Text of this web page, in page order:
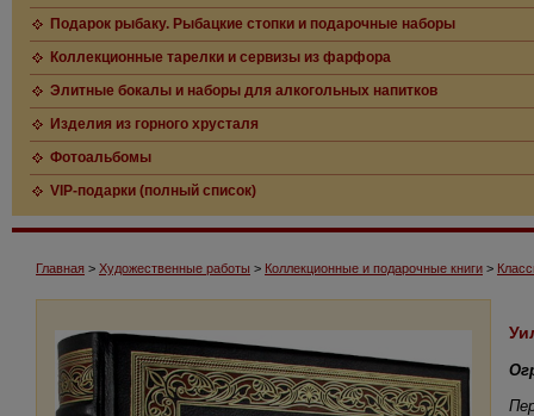
Подарок рыбаку. Рыбацкие стопки и подарочные наборы
Коллекционные тарелки и сервизы из фарфора
Элитные бокалы и наборы для алкогольных напитков
Изделия из горного хрусталя
Фотоальбомы
VIP-подарки (полный список)
Главная > Художественные работы > Коллекционные и подарочные книги >